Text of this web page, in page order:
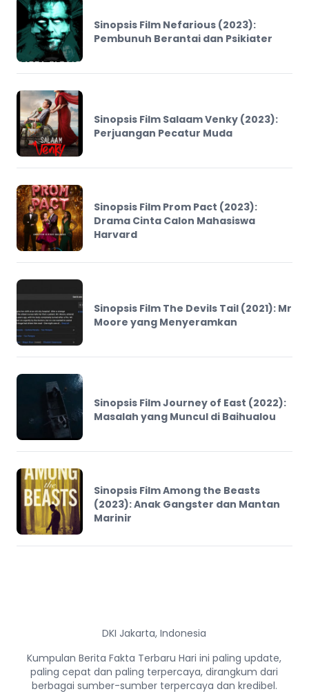
Sinopsis Film Nefarious (2023):
Pembunuh Berantai dan Psikiater
Sinopsis Film Salaam Venky (2023):
Perjuangan Pecatur Muda
Sinopsis Film Prom Pact (2023):
Drama Cinta Calon Mahasiswa
Harvard
Sinopsis Film The Devils Tail (2021): Mr
Moore yang Menyeramkan
Sinopsis Film Journey of East (2022):
Masalah yang Muncul di Baihualou
Sinopsis Film Among the Beasts
(2023): Anak Gangster dan Mantan
Marinir
DKI Jakarta, Indonesia
Kumpulan Berita Fakta Terbaru Hari ini paling update,
paling cepat dan paling terpercaya, dirangkum dari
berbagai sumber-sumber terpercaya dan kredibel.